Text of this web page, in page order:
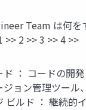
Team は何を
>> 2 >> 3 >> 4 >>
ド ： コードの開発
ジョン管理ツール
ビルド ： 継続的